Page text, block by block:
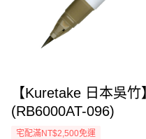
【Kuretake 日本吳
(RB6000AT-096)
宅配滿NT$2,500免運